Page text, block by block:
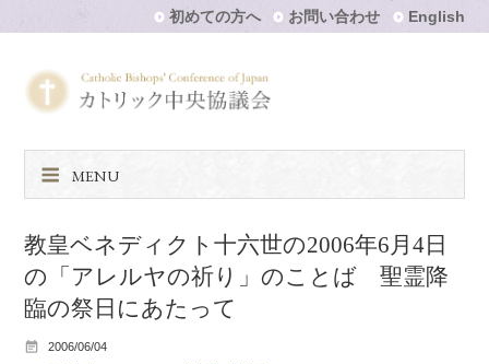
初めての方へ お問い合わせ English
MENU
教皇ベネディクト十六世の2006年6月4日
の「アレルヤの祈り」のことば 聖霊降
臨の祭日にあたって
2006/06/04